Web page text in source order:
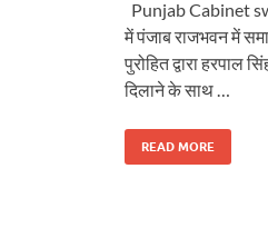
Punjab Cabinet
में पंजाब राजभवन में
पुरोहित द्वारा हरपाल
दिलाने के साथ …
READ MORE